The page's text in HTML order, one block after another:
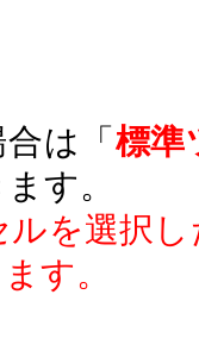
は「 標準
す。
を選択
す。